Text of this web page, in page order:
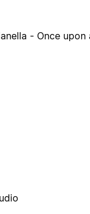
- Once upon